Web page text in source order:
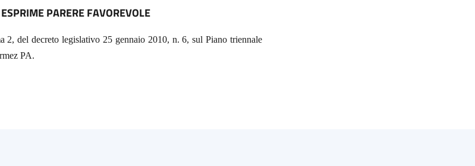
ESPRIME PARERE FAVOREVOLE
2, del decreto legislativo 25 gennaio 2010, n. 6, sul Piano triennale
PA.